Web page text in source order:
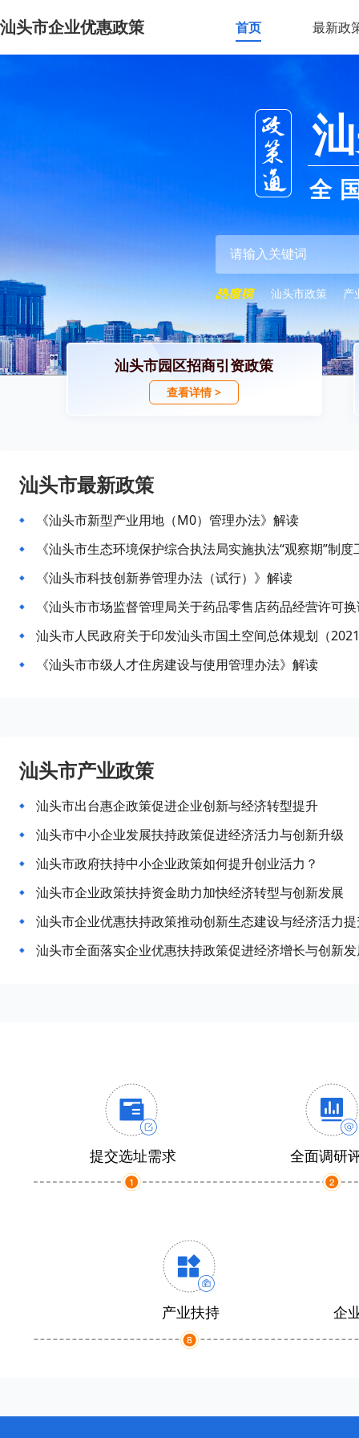
汕头市企业优惠政策 首页 最新政
全
汕头市政策 产
汕头市园区招商引资政策
查看详情 >
汕头市最新政策
《汕头市新型产业用地（M0）管理办法》解读
《汕头市生态环境保护综合执法局实施执法“观察期”制
《汕头市科技创新券管理办法（试行）》解读
汕头市人民政府关于印发汕头市国土空间总体规划（
《汕头市市级人才住房建设与使用管理办法》解读
汕头市产业政策
汕头市出台惠企政策促进企业创新与经济转型提升
汕头市中小企业发展扶持政策促进经济活力与创新升级
汕头市政府扶持中小企业政策如何提升创业活力？
汕头市企业政策扶持资金助力加快经济转型与创新发展
汕头市企业优惠扶持政策推动创新生态建设与经济活力
汕头市全面落实企业优惠扶持政策促进经济增长与创新
提交选址需求 全面调研
产业扶持 企